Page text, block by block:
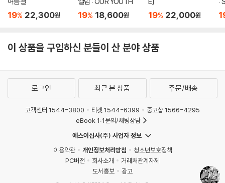
19% 22,300원 19% 18,600원 19% 22,000원
r
이 상품을 구입하신 분들이 산 분야 상품
로그인 최근 본 상품 주문/배송
고객센터 1544-3800 티켓 1544-6399
중고샵 1566-4295
eBook 1:1문의/채팅상담
예스이십사(주) 사업자 정보
이용약관
개인정보처리방침
청소년보호정책
PC버전
회사소개
거래처관계자께
도서홍보
광고